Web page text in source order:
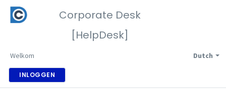
Corporate Desk
[HelpDesk]
Dutch
Welkom
INLOGGEN